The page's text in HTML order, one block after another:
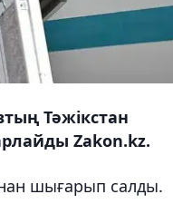
Тәжікстан
Zakon.kz.
шығарып салды.